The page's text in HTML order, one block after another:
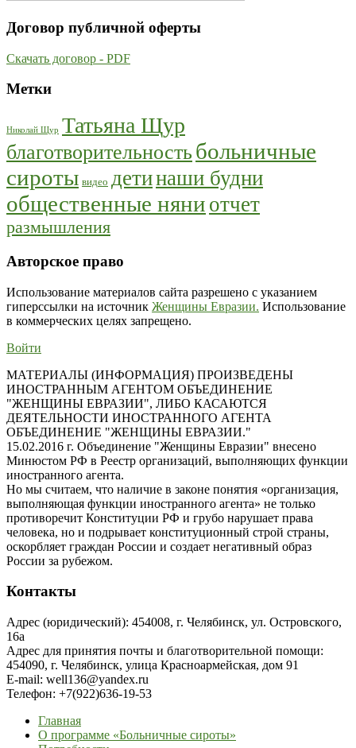
Договор публичной оферты
Скачать договор - PDF
Метки
Николай Щур Татьяна Щур
благотворительность больничные
сироты видео детинаши будни
общественные няни отчет
размышления
Авторское право
Использование материалов сайта разрешено с указанием
гиперссылки на источник Женщины Евразии. Использование
в коммерческих целях запрещено.
Войти
МАТЕРИАЛЫ (ИНФОРМАЦИЯ) ПРОИЗВЕДЕНЫ
ИНОСТРАННЫМ АГЕНТОМ ОБЪЕДИНЕНИЕ
"ЖЕНЩИНЫ ЕВРАЗИИ", ЛИБО КАСАЮТСЯ
ДЕЯТЕЛЬНОСТИ ИНОСТРАННОГО АГЕНТА
ОБЪЕДИНЕНИЕ "ЖЕНЩИНЫ ЕВРАЗИИ."
15.02.2016 г. Объединение "Женщины Евразии" внесено
Минюстом РФ в Реестр организаций, выполняющих функции
иностранного агента.
Но мы считаем, что наличие в законе понятия «организация,
выполняющая функции иностранного агента» не только
противоречит Конституции РФ и грубо нарушает права
человека, но и подрывает конституционный строй страны,
оскорбляет граждан России и создает негативный образ
России за рубежом.
Контакты
Адрес (юридический): 454008, г. Челябинск, ул. Островского,
16а
Адрес для принятия почты и благотворительной помощи:
454090, г. Челябинск, улица Красноармейская, дом 91
E-mail: well136@yandex.ru
Телефон: +7(922)636-19-53
Главная
О программе «Больничные сироты»